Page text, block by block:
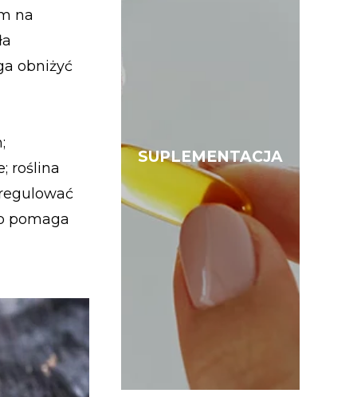
na
obniżyć
roślina
pomaga
SUPLEMENTACJA
SUPLEMENTACJA